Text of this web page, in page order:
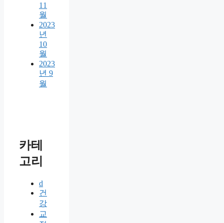
11
월
2023
년
10
월
2023
년 9
월
카테
고리
d
건
강
교